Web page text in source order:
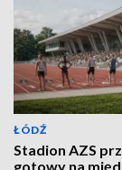
ŁÓDŹ
Stadion AZS
gotowy na